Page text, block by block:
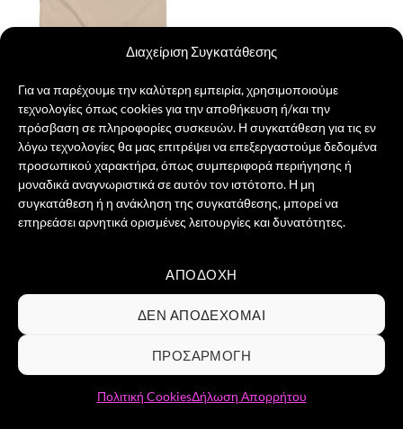
Διαχείριση Συγκατάθεσης
Για να παρέχουμε την καλύτερη εμπειρία, χρησιμοποιούμε
τεχνολογίες όπως cookies για την αποθήκευση ή/και την
πρόσβαση σε πληροφορίες συσκευών. Η συγκατάθεση για τις εν
λόγω τεχνολογίες θα μας επιτρέψει να επεξεργαστούμε δεδομένα
προσωπικού χαρακτήρα, όπως συμπεριφορά περιήγησης ή
μοναδικά αναγνωριστικά σε αυτόν τον ιστότοπο. Η μη
συγκατάθεση ή η ανάκληση της συγκατάθεσης, μπορεί να
επηρεάσει αρνητικά ορισμένες λειτουργίες και δυνατότητες.
ΑΠΟΔΟΧΉ
ΔΕΝ ΑΠΟΔΈΧΟΜΑΙ
ΠΡΟΣΑΡΜΟΓΉ
Πολιτική CookiesΔήλωση Απορρήτου
Out of the Box
21,00 €
ΕΠΙΛΟΓΉ
Αυτό
το
προϊόν
Οι
επιλογές
μπορούν
Visa PayPal
Card
ΣΧΕΤΙΚΆ ΜΕ ΕΜΆΣ ΕΠΙΚΟΙΝΩΝΊΑ
ΣΥΧΝΈΣ ΕΡΩΤΉΣΕΙΣ
ΠΟΛΙΤΙΚΉ ΑΠΟΡΡΉΤΟΥ
ΠΟΛΙΤΙΚΉ COOKIES
Groovibes ΑΡ.ΓΕΜΗ 161898903000 -
επικοινωνίας 2110129955